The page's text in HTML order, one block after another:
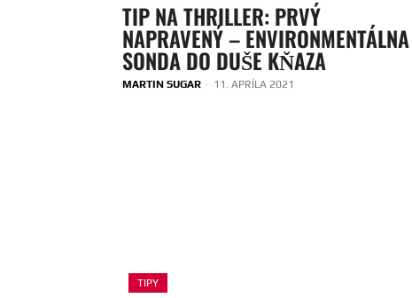
TIP NA THRILLER: PRVÝ
NAPRAVENÝ – ENVIRONMENTÁLNA
SONDA DO DUŠE KŇAZA
MARTIN SUGAR - 11. APRÍLA 2021
TIPY